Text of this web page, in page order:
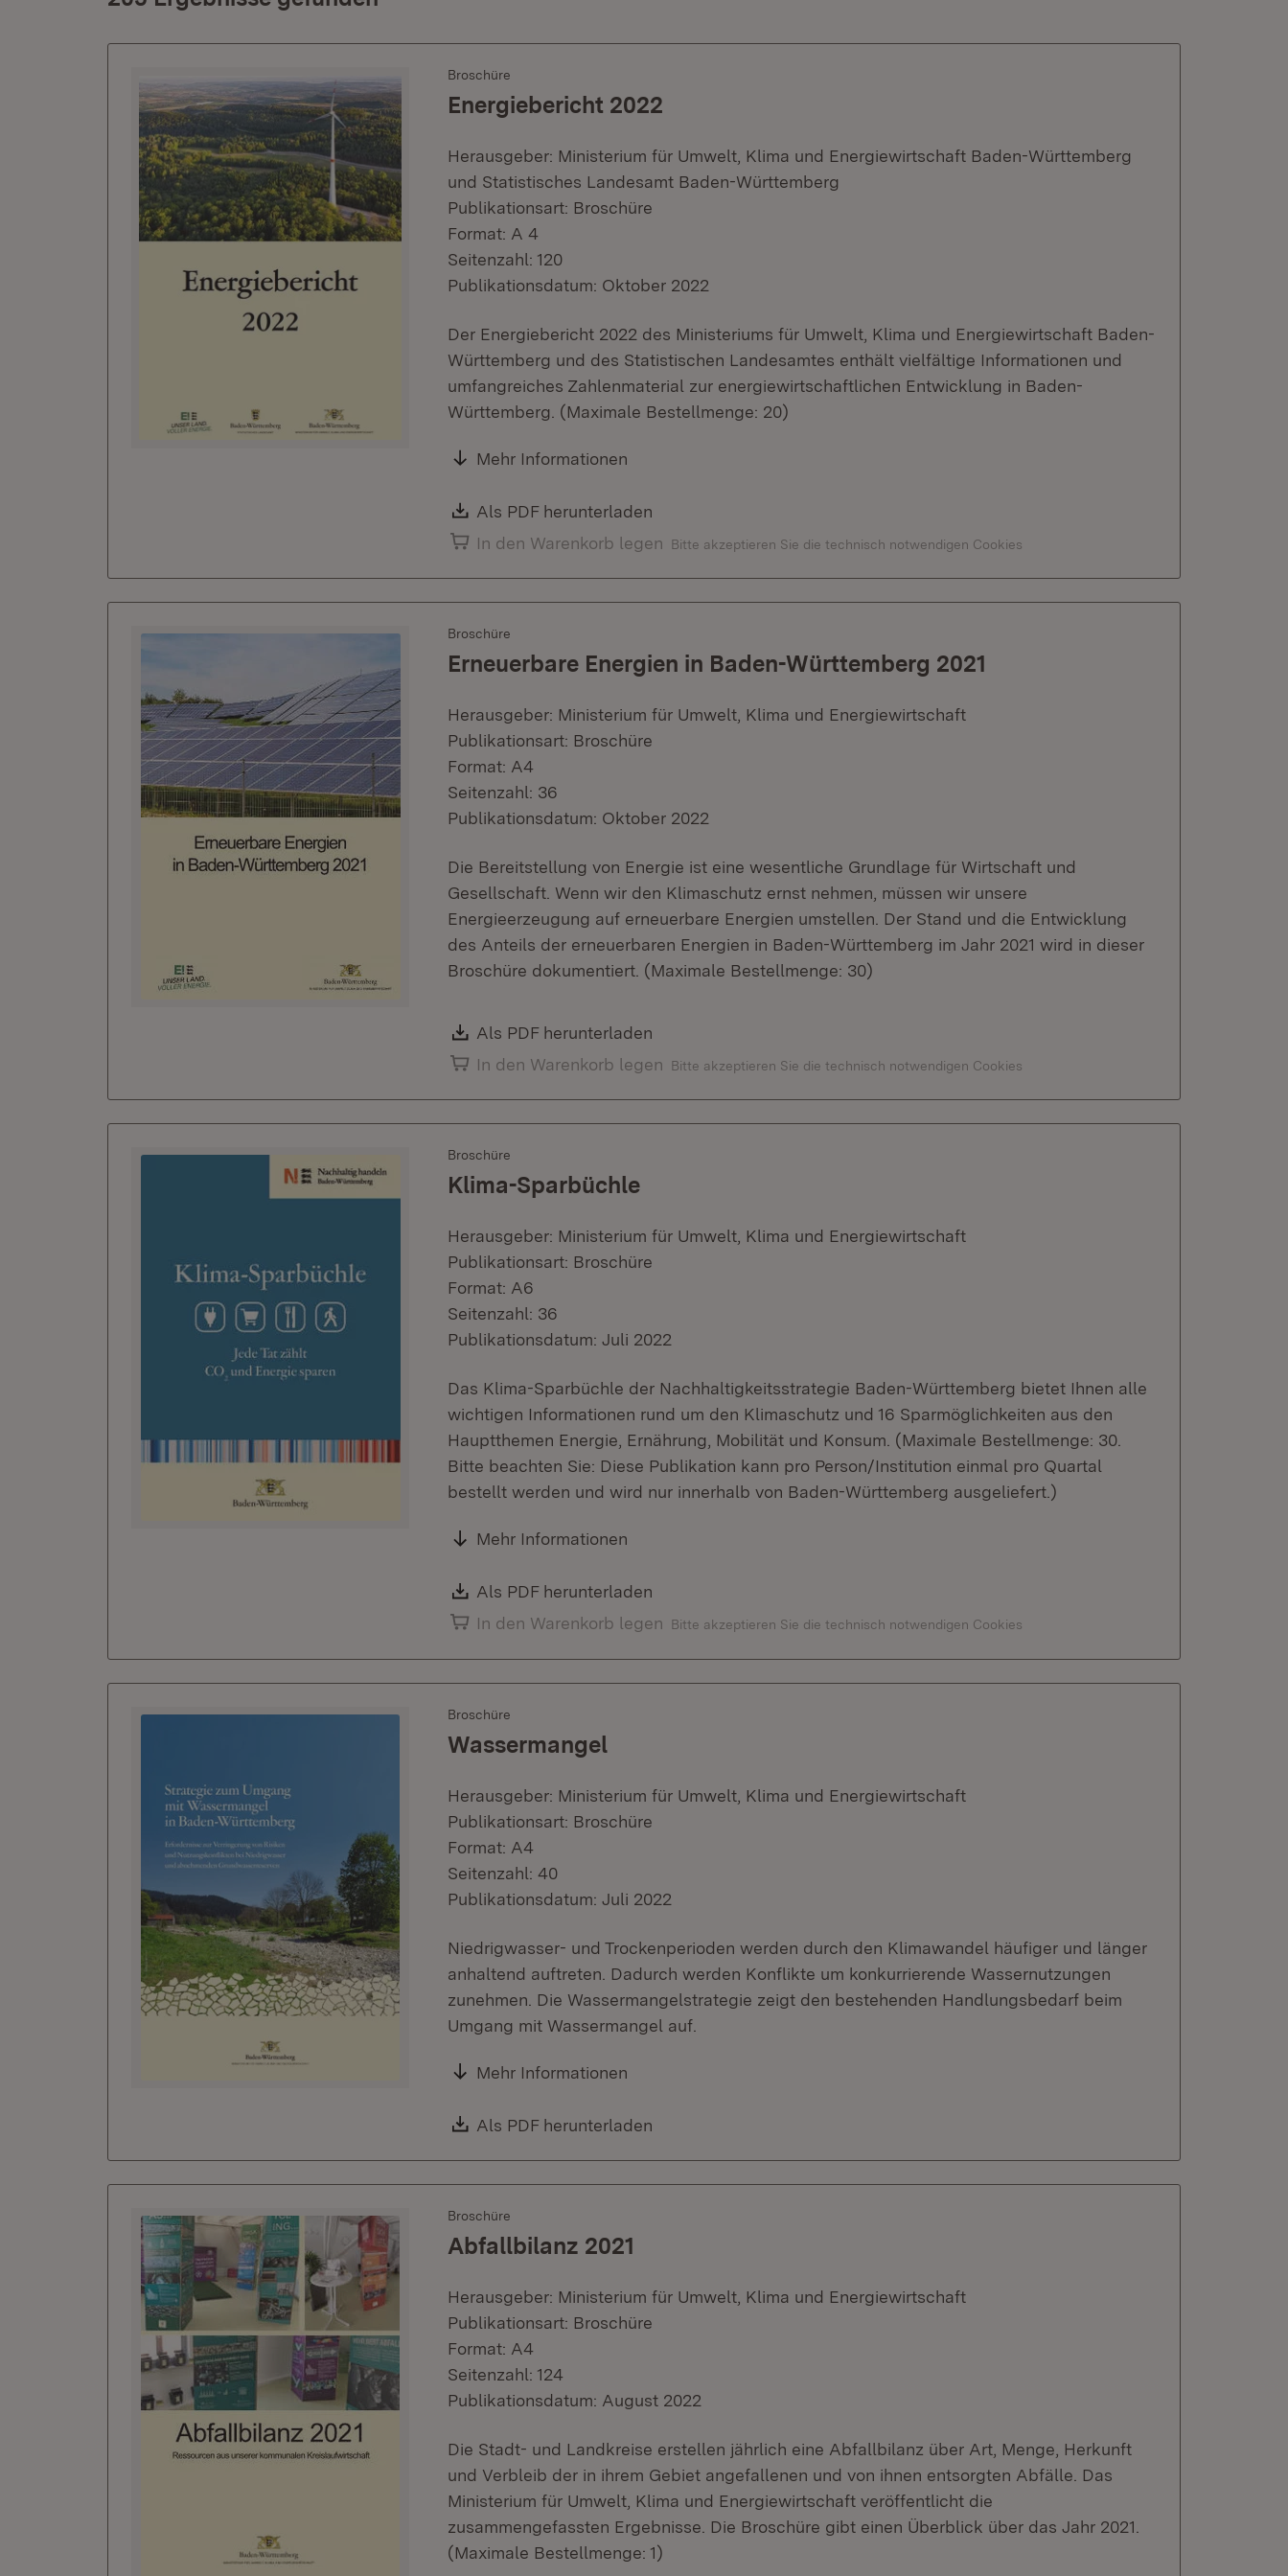
Broschüre
Energiebericht 2022
Herausgeber: Ministerium für Umwelt, Klima und Energiewirtschaft Baden-Württemberg
und Statistisches Landesamt Baden-Württemberg
Publikationsart: Broschüre
Format: A 4
Seitenzahl: 120
Publikationsdatum: Oktober 2022
Der Energiebericht 2022 des Ministeriums für Umwelt, Klima und Energiewirtschaft Baden-
Württemberg und des Statistischen Landesamtes enthält vielfältige Informationen und
umfangreiches Zahlenmaterial zur energiewirtschaftlichen Entwicklung in Baden-
Württemberg. (Maximale Bestellmenge: 20)
Mehr Informationen
Download:
Als PDF herunterladen
In den Warenkorb legen
Bitte akzeptieren Sie die technisch notwendigen Cookies
Broschüre
Erneuerbare Energien in Baden-Württemberg 2021
Herausgeber: Ministerium für Umwelt, Klima und Energiewirtschaft
Publikationsart: Broschüre
Format: A4
Seitenzahl: 36
Publikationsdatum: Oktober 2022
Die Bereitstellung von Energie ist eine wesentliche Grundlage für Wirtschaft und
Gesellschaft. Wenn wir den Klimaschutz ernst nehmen, müssen wir unsere
Energieerzeugung auf erneuerbare Energien umstellen. Der Stand und die Entwicklung
des Anteils der erneuerbaren Energien in Baden-Württemberg im Jahr 2021 wird in dieser
Broschüre dokumentiert. (Maximale Bestellmenge: 30)
Download:
Als PDF herunterladen
In den Warenkorb legen
Bitte akzeptieren Sie die technisch notwendigen Cookies
Broschüre
Klima-Sparbüchle
Herausgeber: Ministerium für Umwelt, Klima und Energiewirtschaft
Publikationsart: Broschüre
Format: A6
Seitenzahl: 36
Publikationsdatum: Juli 2022
Das Klima-Sparbüchle der Nachhaltigkeitsstrategie Baden-Württemberg bietet Ihnen alle
wichtigen Informationen rund um den Klimaschutz und 16 Sparmöglichkeiten aus den
Hauptthemen Energie, Ernährung, Mobilität und Konsum. (Maximale Bestellmenge: 30.
Bitte beachten Sie: Diese Publikation kann pro Person/Institution einmal pro Quartal
bestellt werden und wird nur innerhalb von Baden-Württemberg ausgeliefert.)
Mehr Informationen
Download:
Als PDF herunterladen
In den Warenkorb legen
Bitte akzeptieren Sie die technisch notwendigen Cookies
Broschüre
Wassermangel
Herausgeber: Ministerium für Umwelt, Klima und Energiewirtschaft
Publikationsart: Broschüre
Format: A4
Seitenzahl: 40
Publikationsdatum: Juli 2022
Niedrigwasser- und Trockenperioden werden durch den Klimawandel häufiger und länger
anhaltend auftreten. Dadurch werden Konflikte um konkurrierende Wassernutzungen
zunehmen. Die Wassermangelstrategie zeigt den bestehenden Handlungsbedarf beim
Umgang mit Wassermangel auf.
Mehr Informationen
Download:
Als PDF herunterladen
Broschüre
Abfallbilanz 2021
Herausgeber: Ministerium für Umwelt, Klima und Energiewirtschaft
Publikationsart: Broschüre
Format: A4
Seitenzahl: 124
Publikationsdatum: August 2022
Die Stadt- und Landkreise erstellen jährlich eine Abfallbilanz über Art, Menge, Herkunft
und Verbleib der in ihrem Gebiet angefallenen und von ihnen entsorgten Abfälle. Das
Ministerium für Umwelt, Klima und Energiewirtschaft veröffentlicht die
zusammengefassten Ergebnisse. Die Broschüre gibt einen Überblick über das Jahr 2021.
(Maximale Bestellmenge: 1)